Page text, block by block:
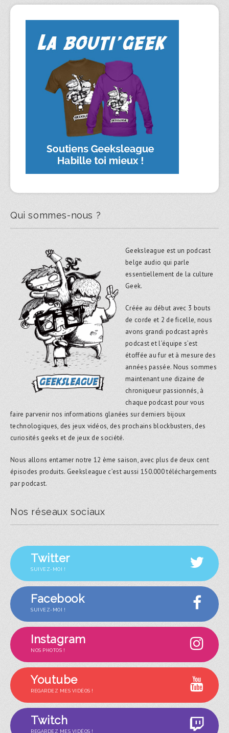
Qui sommes-nous ?
Geeksleague est un podcast
belge audio qui parle
essentiellement de la culture
Geek.
Créée au début avec 3 bouts
de corde et 2 de ficelle, nous
avons grandi podcast après
podcast et l’équipe s’est
étoffée au fur et à mesure des
années passée. Nous sommes
maintenant une dizaine de
chroniqueur passionnés, à
chaque podcast pour vous
faire parvenir nos informations glanées sur derniers bijoux
technologiques, des jeux vidéos, des prochains blockbusters, des
curiosités geeks et de jeux de société.
Nous allons entamer notre 12 ème saison, avec plus de deux cent
épisodes produits. Geeksleague c’est aussi 150.000 téléchargements
par podcast.
Nos réseaux sociaux
Twitter
SUIVEZ-MOI !
Facebook
SUIVEZ-MOI !
Instagram
NOS PHOTOS !
Youtube
REGARDEZ MES VIDÉOS !
Twitch
REGARDEZ MES VIDÉOS !